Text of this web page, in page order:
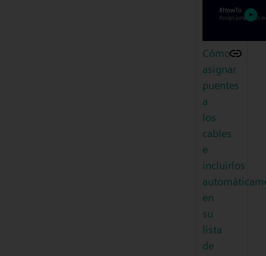
Cómo
asignar
puentes
a
los
cables
e
incluirlos
en
su
lista
de